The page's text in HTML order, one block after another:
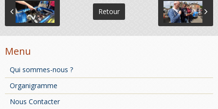
Retour
Menu
Qui sommes-nous ?
Organigramme
Nous Contacter